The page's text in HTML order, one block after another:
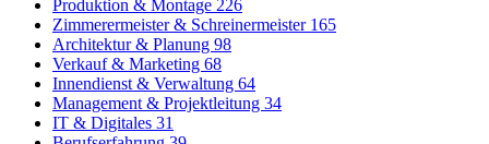
Produktion & Montage 226
Zimmerermeister & Schreinermeister 165
Architektur & Planung 98
Verkauf & Marketing 68
Innendienst & Verwaltung 64
Management & Projektleitung 34
IT & Digitales 31